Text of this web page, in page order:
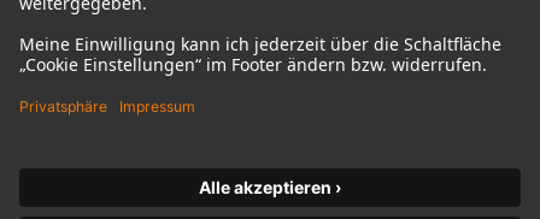
AGB
Widerrufsrecht
Produktbezogener Umweltschutz